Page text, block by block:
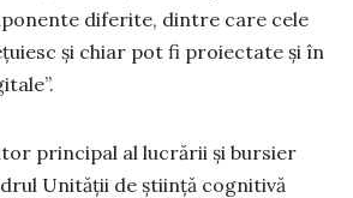
diferite, dintre care cele
și chiar pot fi proiectate și în
principal al lucrării și bursier
Unității de știință cognitivă